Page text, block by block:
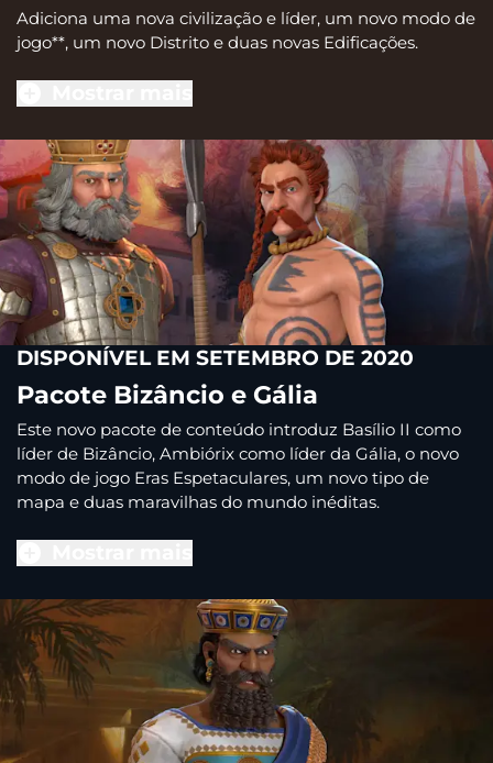
Adiciona uma nova civilização e líder, um novo modo de
jogo**, um novo Distrito e duas novas Edificações.
DISPONÍVEL EM SETEMBRO DE 2020
Pacote Bizâncio e Gália
Este novo pacote de conteúdo introduz Basílio II como
líder de Bizâncio, Ambiórix como líder da Gália, o novo
modo de jogo Eras Espetaculares, um novo tipo de
mapa e duas maravilhas do mundo inéditas.